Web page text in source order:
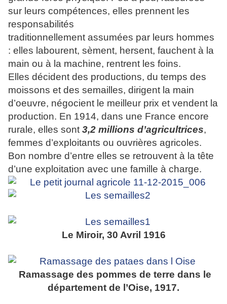
sur leurs compétences, elles prennent les
responsabilités
traditionnellement assumées par leurs hommes
: elles labourent, sèment, hersent, fauchent à la
main ou à la machine, rentrent les foins.
Elles décident des productions, du temps des
moissons et des semailles, dirigent la main
d’oeuvre, négocient le meilleur prix et vendent la
production. En 1914, dans une France encore
rurale, elles sont 3,2 millions d’agricultrices,
femmes d’exploitants ou ouvrières agricoles.
Bon nombre d’entre elles se retrouvent à la tête
d’une exploitation avec une famille à charge.
Le Miroir, 30 Avril 1916
Ramassage des pommes de terre dans le
département de l’Oise, 1917.